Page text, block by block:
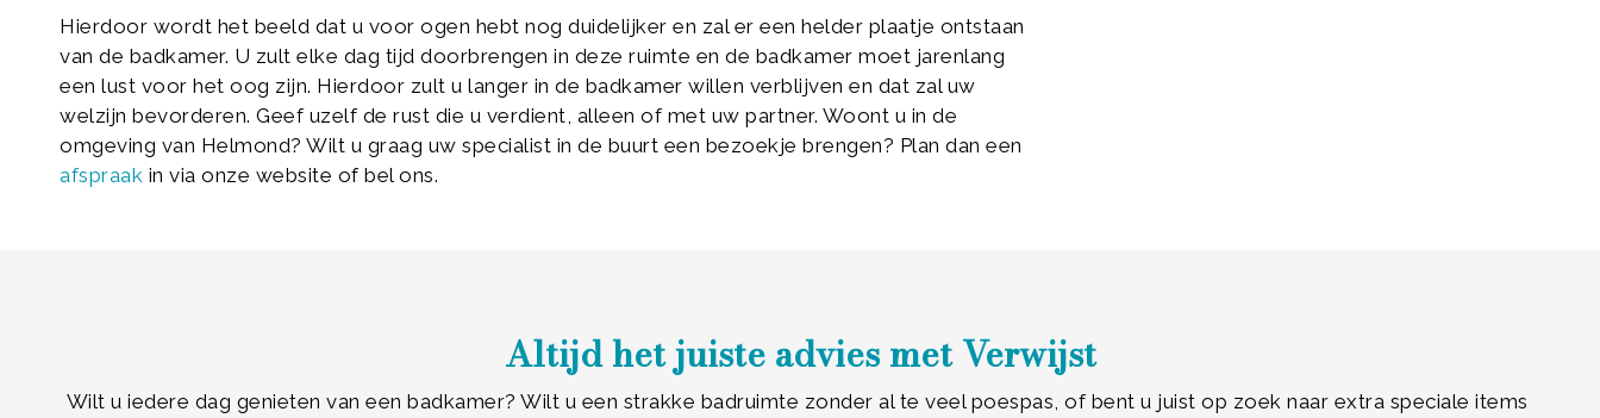
Hierdoor wordt het beeld dat u voor ogen hebt nog duidelijker en zal er een helder plaatje ontstaan
van de badkamer. U zult elke dag tijd doorbrengen in deze ruimte en de badkamer moet jarenlang
een lust voor het oog zijn. Hierdoor zult u langer in de badkamer willen verblijven en dat zal uw
welzijn bevorderen. Geef uzelf de rust die u verdient, alleen of met uw partner. Woont u in de
omgeving van Helmond? Wilt u graag uw specialist in de buurt een bezoekje brengen? Plan dan een
afspraak in via onze website of bel ons.
Altijd het juiste advies met Verwijst
Wilt u iedere dag genieten van een badkamer? Wilt u een strakke badruimte zonder al te veel poespas, of bent u juist op zoek naar extra speciale items